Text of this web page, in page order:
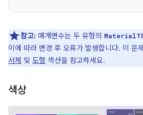
참고: 매개변수는 두 유형의
이에 따라 변경 후 오류가 발생합니다. 이 문
서체 및 도형 섹션을 참고하세요.
색상